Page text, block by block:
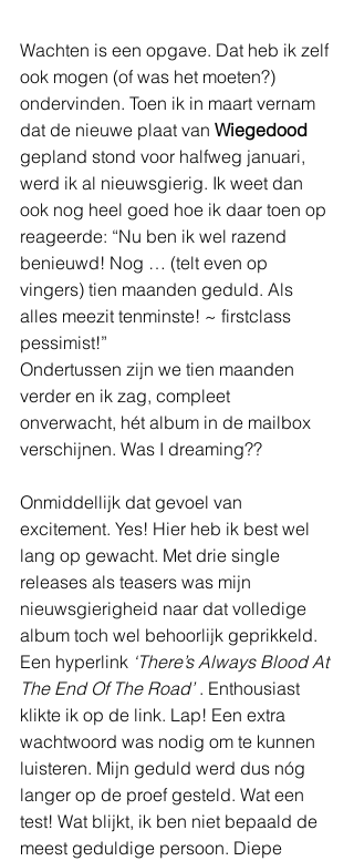
Wachten is een opgave. Dat heb ik zelf
ook mogen (of was het moeten?)
ondervinden. Toen ik in maart vernam
dat de nieuwe plaat van Wiegedood
gepland stond voor halfweg januari,
werd ik al nieuwsgierig. Ik weet dan
ook nog heel goed hoe ik daar toen op
reageerde: “Nu ben ik wel razend
benieuwd! Nog … (telt even op
vingers) tien maanden geduld. Als
alles meezit tenminste! ~ firstclass
pessimist!”
Ondertussen zijn we tien maanden
verder en ik zag, compleet
onverwacht, hét album in de mailbox
verschijnen. Was I dreaming??
Onmiddellijk dat gevoel van
excitement. Yes! Hier heb ik best wel
lang op gewacht. Met drie single
releases als teasers was mijn
nieuwsgierigheid naar dat volledige
album toch wel behoorlijk geprikkeld.
Een hyperlink ‘There’s Always Blood At
The End Of The Road’ . Enthousiast
klikte ik op de link. Lap! Een extra
wachtwoord was nodig om te kunnen
luisteren. Mijn geduld werd dus nóg
langer op de proef gesteld. Wat een
test! Wat blijkt, ik ben niet bepaald de
meest geduldige persoon. Diepe